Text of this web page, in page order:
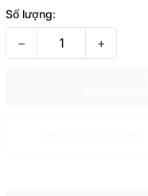
Số lượng:
− +